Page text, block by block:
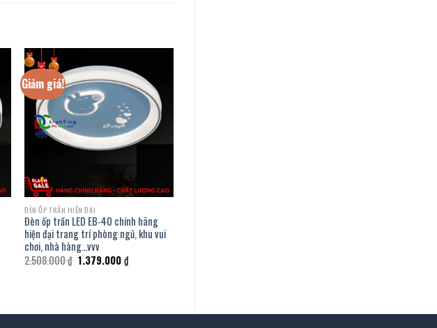
Giảm giá!
ĐÈN ỐP TRẦN HIỆN ĐẠI
Đèn ốp trần LED EB-40 chính hãng
hiện đại trang trí phòng ngủ, khu vui
chơi, nhà hàng…vvv
2.508.000₫ Giá
gốc
1.379.000₫Giá
hiện